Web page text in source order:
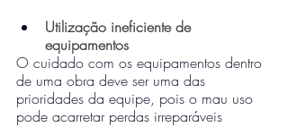
Utilização ineficiente de
equipamentos
O cuidado com os equipamentos dentro
de uma obra deve ser uma das
prioridades da equipe, pois o mau uso
pode acarretar perdas irreparáveis